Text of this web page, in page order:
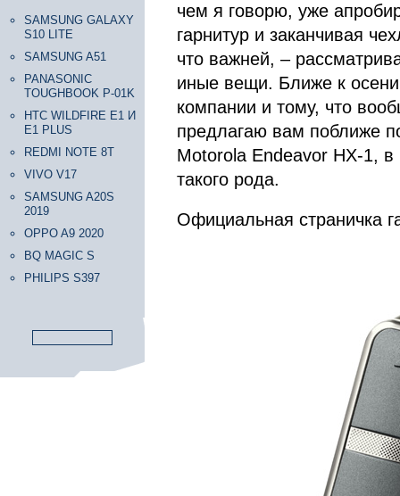
SAMSUNG GALAXY
S10 LITE
SAMSUNG A51
PANASONIC
TOUGHBOOK P-01K
HTC WILDFIRE E1 И
E1 PLUS
REDMI NOTE 8T
VIVO V17
SAMSUNG A20S
2019
OPPO A9 2020
BQ MAGIC S
PHILIPS S397
чем я говорю, уже
гарнитур и заканчивая
что важней, –
иные вещи. Ближе к
компании и тому, что
предлагаю вам поближе
Motorola Endeavor HX-1, в
такого рода.
Официальная страничка